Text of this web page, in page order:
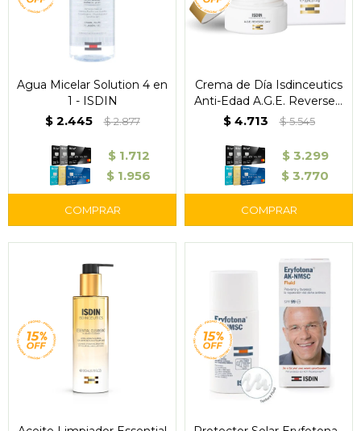
Agua Micelar Solution 4 en
1 - ISDIN
$ 2.445 $2.877
$ 1.712
$ 1.956
Crema de Día Isdinceutics
Anti-Edad A.G.E. Reverse –
ISDIN
$ 4.713 $5.545
$ 3.299
$ 3.770